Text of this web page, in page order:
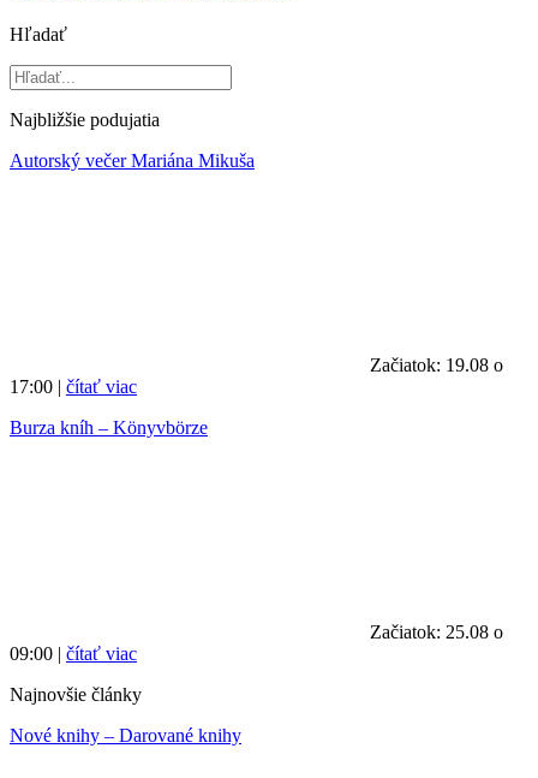
Hľadať
Najbližšie podujatia
Autorský večer Mariána Mikuša
Začiatok: 19.08 o
17:00 | čítať viac
Burza kníh – Könyvbörze
Začiatok: 25.08 o
09:00 | čítať viac
Najnovšie články
Nové knihy – Darované knihy